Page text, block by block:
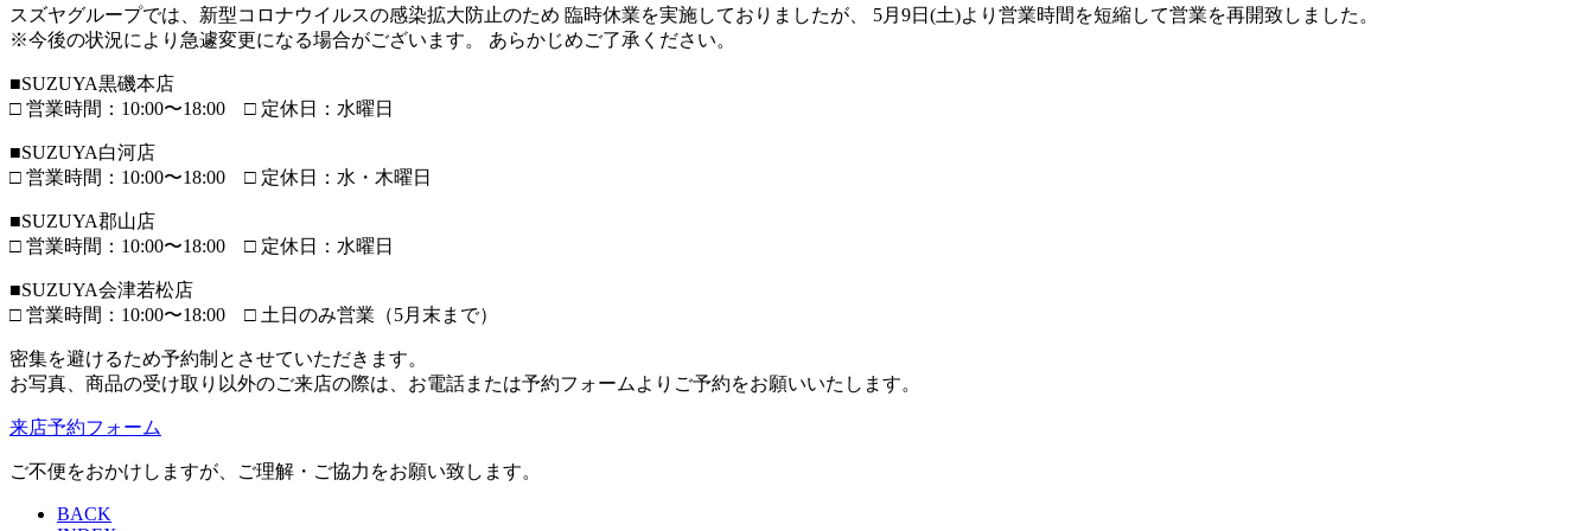
スズヤグループでは、新型コロナウイルスの感染拡大防止のため 臨時休業を実施しておりましたが、 5月9日(土)より営業時間を短縮して営業を再開致しました。
※今後の状況により急遽変更になる場合がございます。 あらかじめご了承ください。
■SUZUYA黒磯本店
□ 営業時間：10:00〜18:00 □ 定休日：水曜日
■SUZUYA白河店
□ 営業時間：10:00〜18:00 □ 定休日：水・木曜日
■SUZUYA郡山店
□ 営業時間：10:00〜18:00 □ 定休日：水曜日
■SUZUYA会津若松店
□ 営業時間：10:00〜18:00 □ 土日のみ営業（5月末まで）
密集を避けるため予約制とさせていただきます。
お写真、商品の受け取り以外のご来店の際は、お電話または予約フォームよりご予約をお願いいたします。
来店予約フォーム
ご不便をおかけしますが、ご理解・ご協力をお願い致します。
BACK